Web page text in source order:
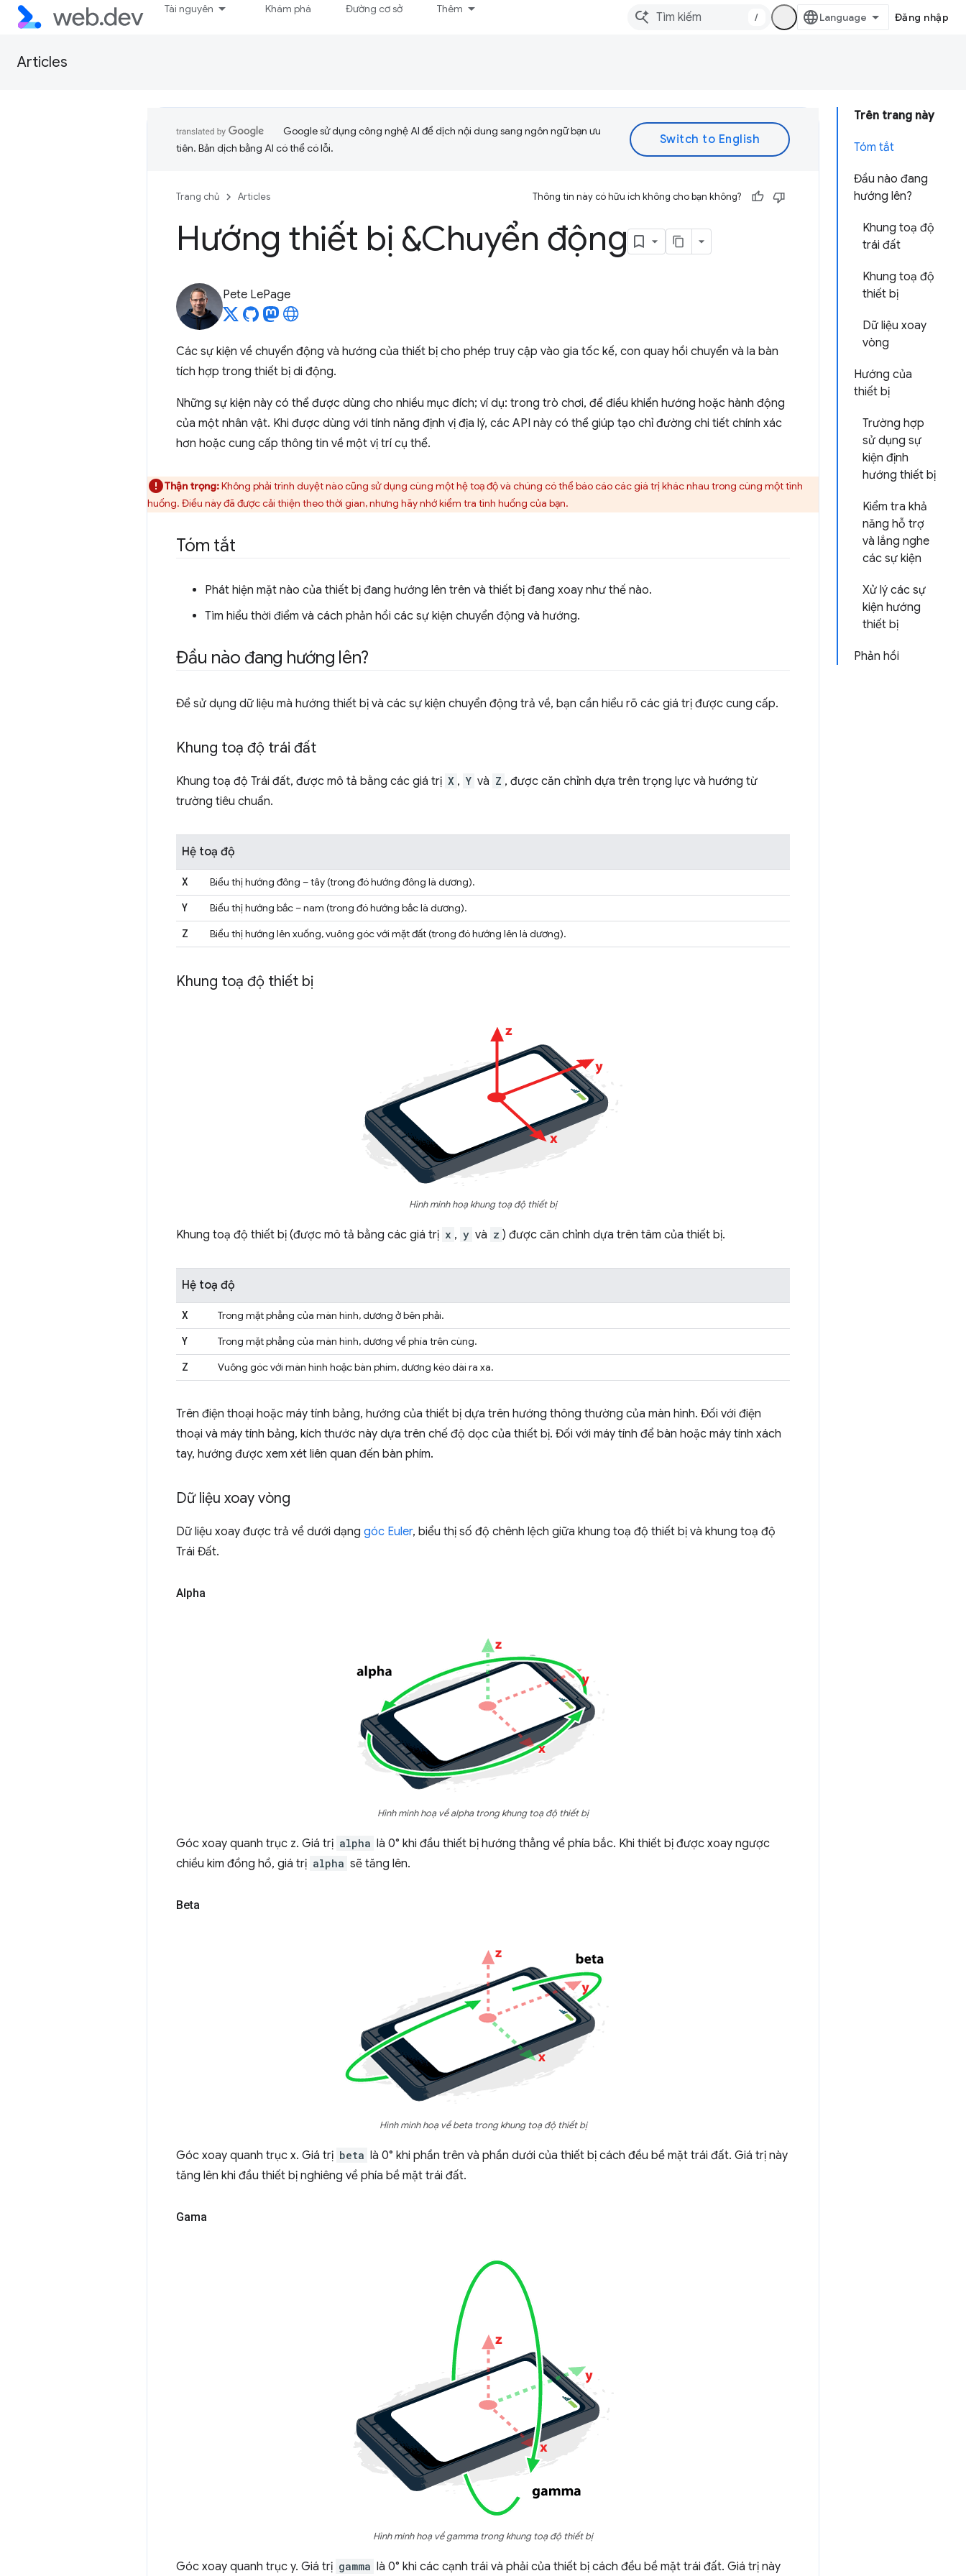
Tài nguyên Khám phá Đường cơ sở Thêm
/ Đăng nhập
Articles
Trên trang này
Tóm tắt
Đầu nào đang
hướng lên?
Khung toạ độ
trái đất
Khung toạ độ
thiết bị
Dữ liệu xoay
vòng
Hướng của
thiết bị
Trường hợp
sử dụng sự
kiện định
hướng thiết bị
Kiểm tra khả
năng hỗ trợ
và lắng nghe
các sự kiện
Xử lý các sự
kiện hướng
thiết bị
Phản hồi
Google sử dụng công nghệ AI để dịch nội dung sang ngôn ngữ bạn ưu
tiên. Bản dịch bằng AI có thể có lỗi.
Trang chủ Articles Thông tin này có hữu ích không cho bạn không?
Hướng thiết bị &Chuyển động
Pete LePage
Các sự kiện về chuyển động và hướng của thiết bị cho phép truy cập vào gia tốc kế, con quay hồi chuyển và la bàn
tích hợp trong thiết bị di động.
Những sự kiện này có thể được dùng cho nhiều mục đích; ví dụ: trong trò chơi, để điều khiển hướng hoặc hành động
của một nhân vật. Khi được dùng với tính năng định vị địa lý, các API này có thể giúp tạo chỉ đường chi tiết chính xác
hơn hoặc cung cấp thông tin về một vị trí cụ thể.
Thận trọng:Không phải trình duyệt nào cũng sử dụng cùng một hệ toạ độ và chúng có thể báo cáo các giá trị khác nhau trong cùng một tình
huống. Điều này đã được cải thiện theo thời gian, nhưng hãy nhớ kiểm tra tình huống của bạn.
Tóm tắt
Phát hiện mặt nào của thiết bị đang hướng lên trên và thiết bị đang xoay như thế nào.
Tìm hiểu thời điểm và cách phản hồi các sự kiện chuyển động và hướng.
Đầu nào đang hướng lên?
Để sử dụng dữ liệu mà hướng thiết bị và các sự kiện chuyển động trả về, bạn cần hiểu rõ các giá trị được cung cấp.
Khung toạ độ trái đất
Khung toạ độ Trái đất, được mô tả bằng các giá trị X , Y và Z , được căn chỉnh dựa trên trọng lực và hướng từ
trường tiêu chuẩn.
Hệ toạ độ
X Biểu thị hướng đông – tây (trong đó hướng đông là dương).
Y Biểu thị hướng bắc – nam (trong đó hướng bắc là dương).
Z Biểu thị hướng lên xuống, vuông góc với mặt đất (trong đó hướng lên là dương).
Khung toạ độ thiết bị
Hình minh hoạ khung toạ độ thiết bị
Khung toạ độ thiết bị (được mô tả bằng các giá trị x , y và z ) được căn chỉnh dựa trên tâm của thiết bị.
Hệ toạ độ
X Trong mặt phẳng của màn hình, dương ở bên phải.
Y Trong mặt phẳng của màn hình, dương về phía trên cùng.
Z Vuông góc với màn hình hoặc bàn phím, dương kéo dài ra xa.
Trên điện thoại hoặc máy tính bảng, hướng của thiết bị dựa trên hướng thông thường của màn hình. Đối với điện
thoại và máy tính bảng, kích thước này dựa trên chế độ dọc của thiết bị. Đối với máy tính để bàn hoặc máy tính xách
tay, hướng được xem xét liên quan đến bàn phím.
Dữ liệu xoay vòng
Dữ liệu xoay được trả về dưới dạng góc Euler, biểu thị số độ chênh lệch giữa khung toạ độ thiết bị và khung toạ độ
Trái Đất.
Alpha
Hình minh hoạ về alpha trong khung toạ độ thiết bị
Góc xoay quanh trục z. Giá trị alpha là 0° khi đầu thiết bị hướng thẳng về phía bắc. Khi thiết bị được xoay ngược
chiều kim đồng hồ, giá trị alpha sẽ tăng lên.
Beta
Hình minh hoạ về beta trong khung toạ độ thiết bị
Góc xoay quanh trục x. Giá trị beta là 0° khi phần trên và phần dưới của thiết bị cách đều bề mặt trái đất. Giá trị này
tăng lên khi đầu thiết bị nghiêng về phía bề mặt trái đất.
Gama
Hình minh hoạ về gamma trong khung toạ độ thiết bị
Góc xoay quanh trục y. Giá trị gamma là 0° khi các cạnh trái và phải của thiết bị cách đều bề mặt trái đất. Giá trị này